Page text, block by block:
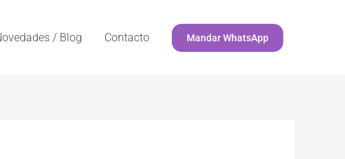
/ Blog Contacto Mandar WhatsApp